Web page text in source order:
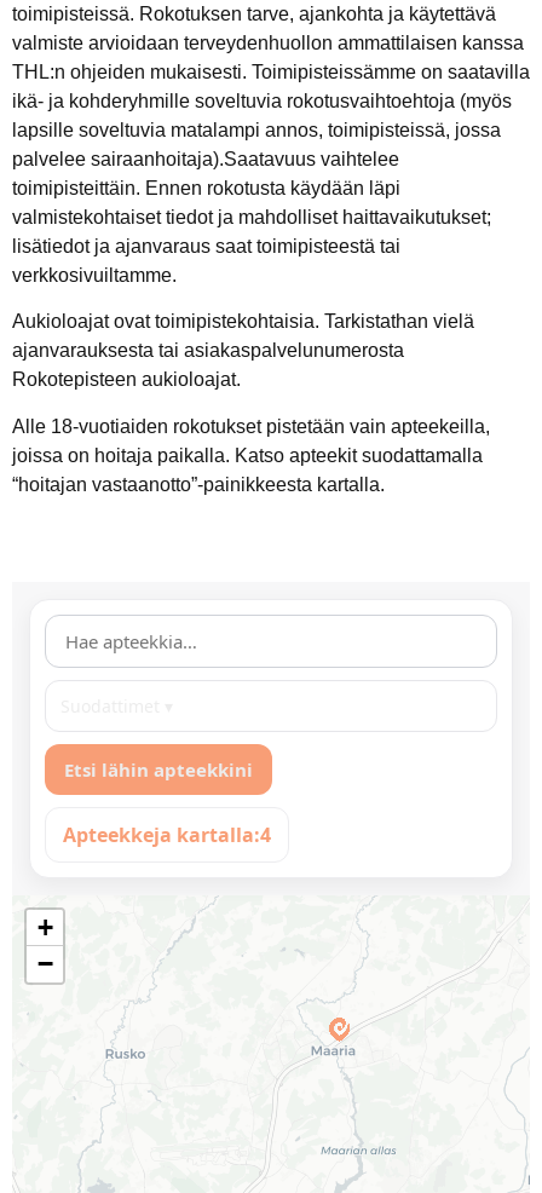
toimipisteissä. Rokotuksen tarve, ajankohta ja käytettävä
valmiste arvioidaan terveydenhuollon ammattilaisen kanssa
THL:n ohjeiden mukaisesti. Toimipisteissämme on saatavilla
ikä- ja kohderyhmille soveltuvia rokotusvaihtoehtoja (myös
lapsille soveltuvia matalampi annos, toimipisteissä, jossa
palvelee sairaanhoitaja).Saatavuus vaihtelee
toimipisteittäin. Ennen rokotusta käydään läpi
valmistekohtaiset tiedot ja mahdolliset haittavaikutukset;
lisätiedot ja ajanvaraus saat toimipisteestä tai
verkkosivuiltamme.
Aukioloajat ovat toimipistekohtaisia. Tarkistathan vielä
ajanvarauksesta tai asiakaspalvelunumerosta
Rokotepisteen aukioloajat.
Alle 18-vuotiaiden rokotukset pistetään vain apteekeilla,
joissa on hoitaja paikalla. Katso apteekit suodattamalla
“hoitajan vastaanotto”-painikkeesta kartalla.
Etsi lähin apteekkini
Apteekkeja kartalla:4
+
−